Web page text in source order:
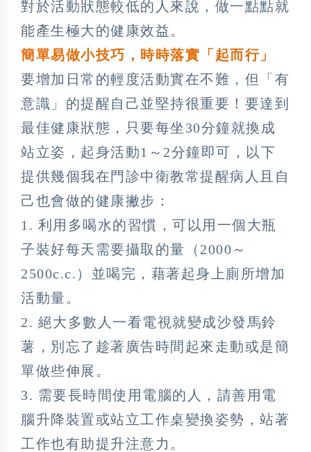
對於活動狀態較低的人來說，做一點點就
能產生極大的健康效益。
簡單易做小技巧，時時落實「起而行」
要增加日常的輕度活動實在不難，但「有
意識」的提醒自己並堅持很重要！要達到
最佳健康狀態，只要每坐30分鐘就換成
站立姿，起身活動1～2分鐘即可，以下
提供幾個我在門診中衛教常提醒病人且自
己也會做的健康撇步：
1. 利用多喝水的習慣，可以用一個大瓶
子裝好每天需要攝取的量（2000～
2500c.c.）並喝完，藉著起身上廁所增加
活動量。
2. 絕大多數人一看電視就變成沙發馬鈴
薯，別忘了趁著廣告時間起來走動或是簡
單做些伸展。
3. 需要長時間使用電腦的人，請善用電
腦升降裝置或站立工作桌變換姿勢，站著
工作也有助提升注意力。